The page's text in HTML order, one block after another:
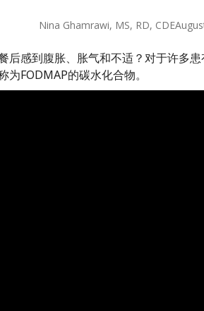
Nina Ghamrawi, MS, RD, CDE
后感到腹胀、胀气和不适？对于许多
为FODMAP的碳水化合物。